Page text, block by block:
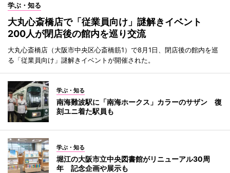
学ぶ・知る
大丸心斎橋店で「従業員向け」謎解きイベント
200人が閉店後の館内を巡り交流
大丸心斎橋店（大阪市中央区心斎橋筋1）で8月1日、閉店後の館内を巡
る「従業員向け」謎解きイベントが開催された。
学ぶ・知る
南海難波駅に「南海ホークス」カラーのサザン 復
刻ユニ着た駅員も
学ぶ・知る
堀江の大阪市立中央図書館がリニューアル30周
年 記念企画や展示も